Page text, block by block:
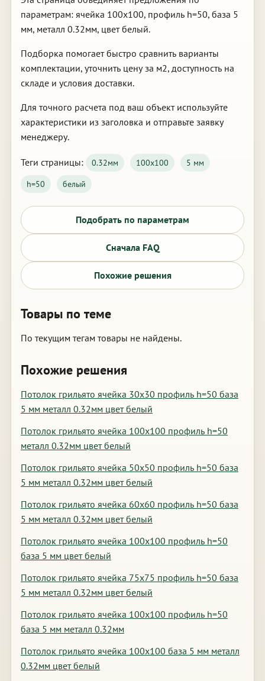
параметрам: ячейка 100х100, профиль h=50, база 5
мм, металл 0.32мм, цвет белый.
Подборка помогает быстро сравнить варианты
комплектации, уточнить цену за м2, доступность на
складе и условия доставки.
Для точного расчета под ваш объект используйте
характеристики из заголовка и отправьте заявку
менеджеру.
Теги страницы: 0.32мм 100х100
5 мм
h=50
белый
Подобрать по параметрам
Сначала FAQ
Похожие решения
Товары по теме
По текущим тегам товары не найдены.
Похожие решения
Потолок грильято ячейка 30х30 профиль h=50 база
5 мм металл 0.32мм цвет белый
Потолок грильято ячейка 100х100 профиль h=50
металл 0.32мм цвет белый
Потолок грильято ячейка 50х50 профиль h=50 база
5 мм металл 0.32мм цвет белый
Потолок грильято ячейка 60х60 профиль h=50 база
5 мм металл 0.32мм цвет белый
Потолок грильято ячейка 100х100 профиль h=50
база 5 мм цвет белый
Потолок грильято ячейка 75х75 профиль h=50 база
5 мм металл 0.32мм цвет белый
Потолок грильято ячейка 100х100 профиль h=50
база 5 мм металл 0.32мм
Потолок грильято ячейка 100х100 база 5 мм металл
0.32мм цвет белый